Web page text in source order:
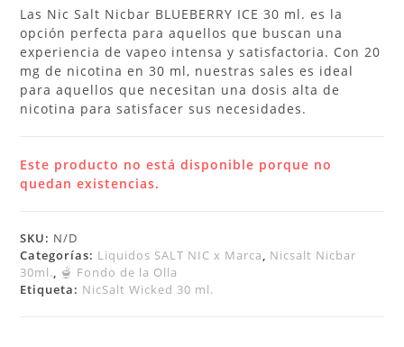
Las Nic Salt Nicbar BLUEBERRY ICE 30 ml. es la
opción perfecta para aquellos que buscan una
experiencia de vapeo intensa y satisfactoria. Con 20
mg de nicotina en 30 ml, nuestras sales es ideal
para aquellos que necesitan una dosis alta de
nicotina para satisfacer sus necesidades.
Este producto no está disponible porque no
quedan existencias.
SKU: N/D
Categorías: Liquidos SALT NIC x Marca, Nicsalt Nicbar
30ml., 🫕 Fondo de la Olla
Etiqueta: NicSalt Wicked 30 ml.